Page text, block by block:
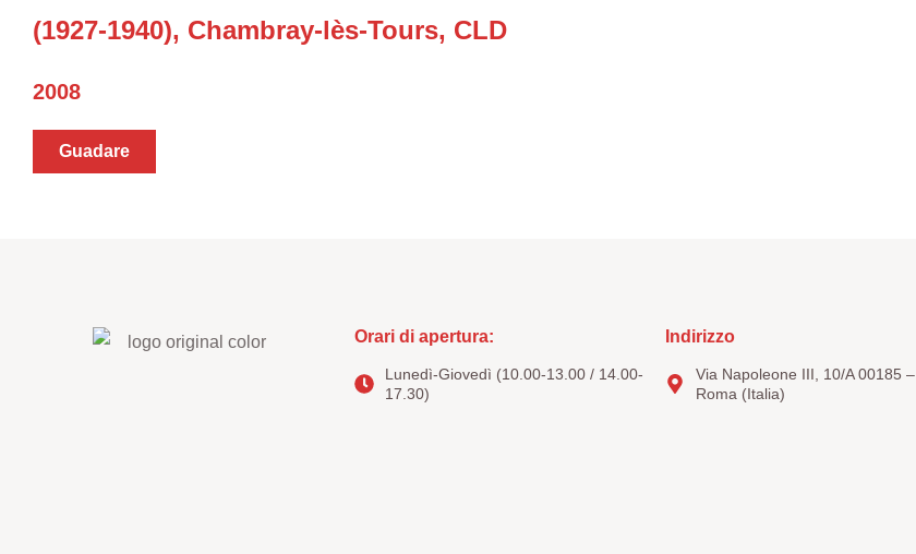
(1927-1940), Chambray-lès-Tours, CLD
2008
Guadare
Orari di apertura:
Lunedì-Giovedì (10.00-13.00 / 14.00-
17.30)
Indirizzo
Via Napoleone III, 10/A 00185 –
Roma (Italia)